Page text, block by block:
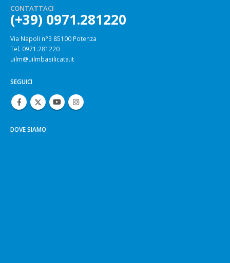
CONTATTACI
(+39) 0971.281220
Via Napoli n°3 85100 Potenza
Tel. 0971.281220
uilm@uilmbasilicata.it
SEGUICI
DOVE SIAMO